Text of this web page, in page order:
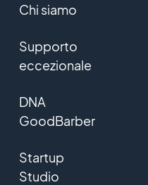
Chi siamo
Supporto
eccezionale
DNA
GoodBarber
Startup
Studio